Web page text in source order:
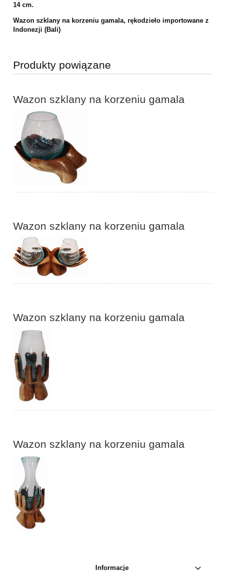
14 cm.
Wazon szklany na korzeniu gamala, rękodzieło importowane z
Indonezji (Bali)
Produkty powiązane
Wazon szklany na korzeniu gamala
Wazon szklany na korzeniu gamala
Wazon szklany na korzeniu gamala
Wazon szklany na korzeniu gamala
Informacje